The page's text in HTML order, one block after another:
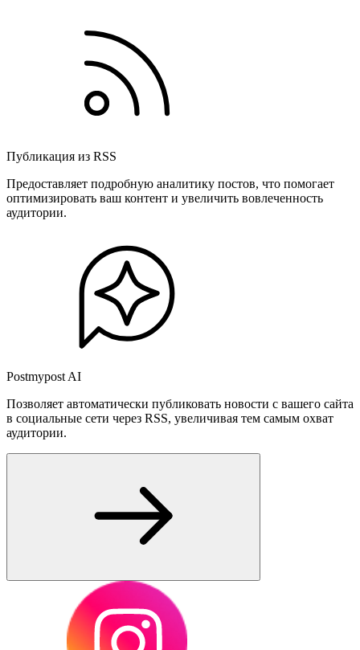
Публикация из RSS
Предоставляет подробную аналитику постов, что помогает
оптимизировать ваш контент и увеличить вовлеченность
аудитории.
Postmypost AI
Позволяет автоматически публиковать новости с вашего сайта
в социальные сети через RSS, увеличивая тем самым охват
аудитории.